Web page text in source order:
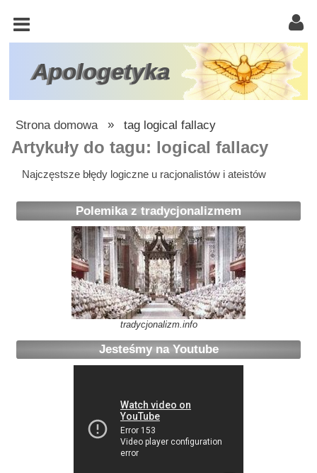
Apologetyka
KOŚCIÓŁ
KATOLICKI
TRÓJCA
ŚWIĘTA
ATEIZM
ŚWIADKOWIE
W
OBRONIE
Strona domowa » tag logical fallacy
Polemika z tradycjonalizmem
tradycjonalizm.info
Jesteśmy na Youtube
Artykuły do tagu: logical fallacy
Najczęstsze błędy logiczne u racjonalistów i ateistów